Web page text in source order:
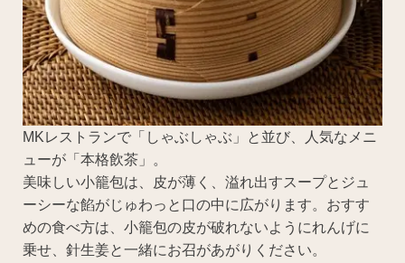
MKレストランで「しゃぶしゃぶ」と並び、人気なメニ
ューが「本格飲茶」。
美味しい小籠包は、皮が薄く、溢れ出すスープとジュ
ーシーな餡がじゅわっと口の中に広がります。おすす
めの食べ方は、小籠包の皮が破れないようにれんげに
乗せ、針生姜と一緒にお召があがりください。